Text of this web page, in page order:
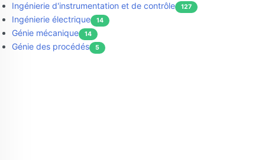
Ingénierie d'instrumentation et de contrôle 127
Ingénierie électrique 14
Génie mécanique 14
Génie des procédés 5